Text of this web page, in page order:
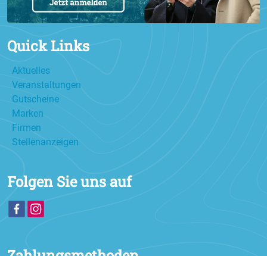
Quick Links
Aktuelles
Veranstaltungen
Gutscheine
Marken
Firmen
Stellenanzeigen
Folgen Sie uns auf